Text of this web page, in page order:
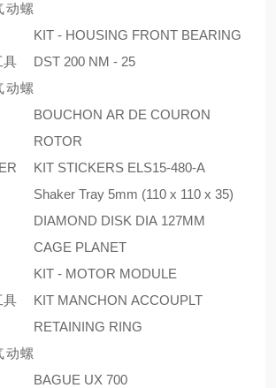
动螺
KIT - HOUSING FRONT BEARING
具
DST 200 NM - 25
动螺
BOUCHON AR DE COURON
ROTOR
KIT STICKERS ELS15-480-A
Shaker Tray 5mm (110 x 110 x 35)
DIAMOND DISK DIA 127MM
CAGE PLANET
KIT - MOTOR MODULE
具
KIT MANCHON ACCOUPLT
RETAINING RING
动螺
BAGUE UX 700